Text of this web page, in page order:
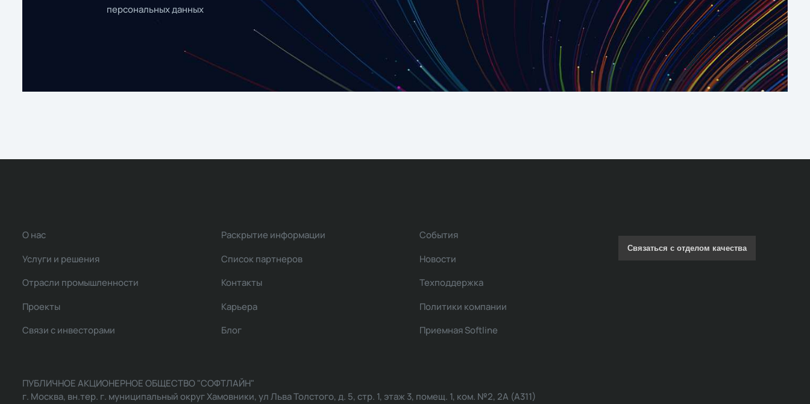
персональных данных
О нас
Услуги и решения
Отрасли промышленности
Проекты
Связи с инвесторами
Раскрытие информации
Список партнеров
Контакты
Карьера
Блог
События
Новости
Техподдержка
Политики компании
Приемная Softline
Связаться с отделом качества
ПУБЛИЧНОЕ АКЦИОНЕРНОЕ ОБЩЕСТВО "СОФТЛАЙН"
г. Москва, вн.тер. г. муниципальный округ Хамовники, ул Льва Толстого, д. 5, стр. 1, этаж 3, помещ. 1, ком. №2, 2А (А311)